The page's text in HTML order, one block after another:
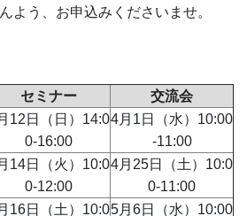
よう、お申込みくださいませ。
セミナー
交流会
12日（日）14:0
0-16:00
4月1日（水）10:00
-11:00
14日（火）10:0
0-12:00
4月25日（土）10:0
0-11:00
16日（土）10:05月6日（水）10:00